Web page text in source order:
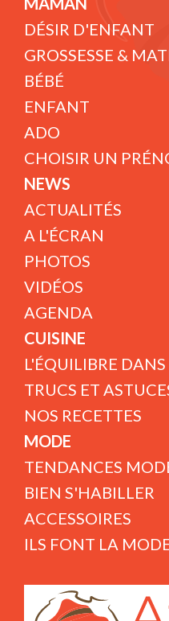
DÉSIR D'ENFANT
GROSSESSE &
BÉBÉ
ENFANT
ADO
CHOISIR UN
NEWS
ACTUALITÉS
A L'ÉCRAN
PHOTOS
VIDÉOS
AGENDA
CUISINE
L'ÉQUILIBRE
TRUCS ET
NOS RECETTES
MODE
TENDANCES
BIEN S'HABILLER
ACCESSOIRES
ILS FONT LA